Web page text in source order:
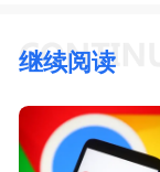
继续阅读